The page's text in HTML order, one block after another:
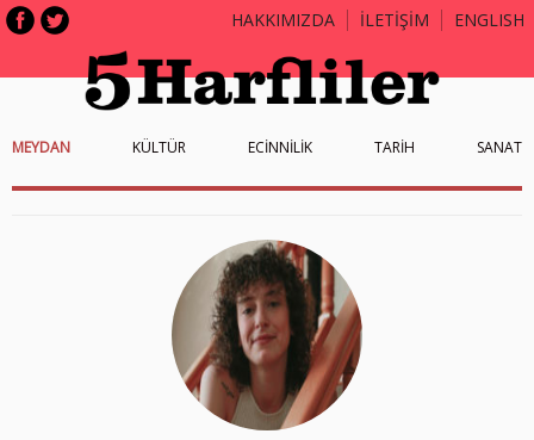
HAKKIMIZDA İLETİŞİM ENGLISH
MEYDAN KÜLTÜR ECİNNİLİK TARİH SANAT